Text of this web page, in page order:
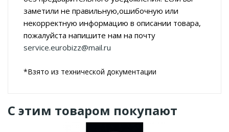
заметили не правильную,ошибочную или
некорректную информацию в описании товара,
пожалуйста напишите нам на почту
service.eurobizz@mail.ru
*Взято из технической документации
С этим товаром покупают